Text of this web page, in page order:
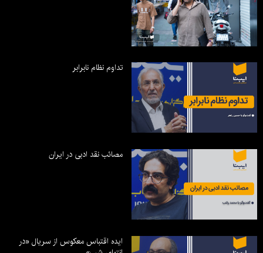
تداوم نظام نابرابر
مصائب نقد ادبی در ایران
ایده اقتباس معکوس از سریال «در